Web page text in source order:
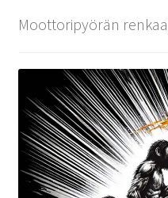
Moottoripyörän